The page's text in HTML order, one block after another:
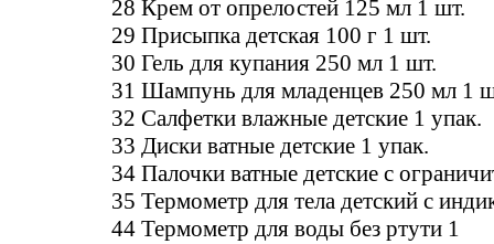
28 Крем от опрелостей 125 мл 1 шт.
29 Присыпка детская 100 г 1 шт.
30 Гель для купания 250 мл 1 шт.
31 Шампунь для младенцев 250 мл 1
32 Салфетки влажные детские 1 упак.
33 Диски ватные детские 1 упак.
34 Палочки ватные детские с
35 Термометр для тела детский с
44 Термометр для воды без ртути 1